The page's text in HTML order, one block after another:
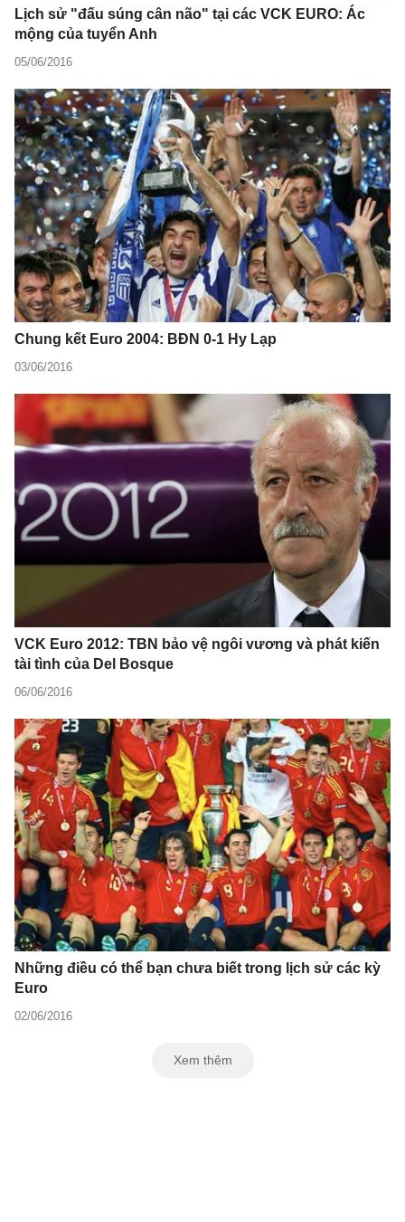
Lịch sử "đấu súng cân não" tại các VCK EURO: Ác
mộng của tuyển Anh
05/06/2016
Chung kết Euro 2004: BĐN 0-1 Hy Lạp
03/06/2016
VCK Euro 2012: TBN bảo vệ ngôi vương và phát kiến
tài tình của Del Bosque
06/06/2016
Những điều có thể bạn chưa biết trong lịch sử các kỳ
Euro
02/06/2016
Xem thêm